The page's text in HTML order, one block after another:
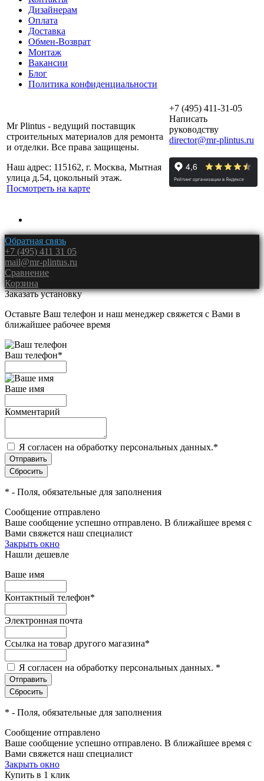
Дизайнерам
Оплата
Доставка
Обмен-Возврат
Монтаж
Вакансии
Блог
Политика конфиденциальности
Mr Plintus - ведущий поставщик
строительных материалов для ремонта
и отделки. Все права защищены.
Наш адрес: 115162, г. Москва, Мытная
улица д.54, цокольный этаж.
Посмотреть на карте
+7 (495) 411-31-05
Написать
руководству
director@mr-plintus.ru
Обратная связь
+7 (495) 411 31 05
mail@mr-plintus.ru
Сравнение
Корзина
Заказать установку
Оставьте Ваш телефон и наш менеджер свяжется с Вами в
ближайшее рабочее время
Ваш телефон*
Ваше имя
Комментарий
Я согласен на обработку персональных данных.*
* - Поля, обязательные для заполнения
Сообщение отправлено
Ваше сообщение успешно отправлено. В ближайшее время с
Вами свяжется наш специалист
Закрыть окно
Нашли дешевле
Ваше имя
Контактный телефон*
Электронная почта
Ссылка на товар другого магазина*
Я согласен на обработку персональных данных. *
* - Поля, обязательные для заполнения
Сообщение отправлено
Ваше сообщение успешно отправлено. В ближайшее время с
Вами свяжется наш специалист
Закрыть окно
Купить в 1 клик